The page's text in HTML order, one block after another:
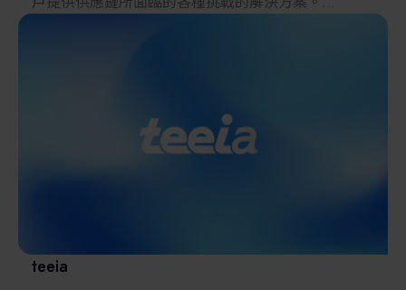
teeia